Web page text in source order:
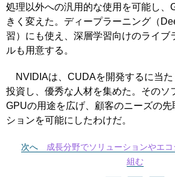
処理以外への汎用的な使用を可能し、
きく変えた。ディープラーニング（
習）にも使え、深層学習向けのライブ
ルも用意する。
NVIDIAは、CUDAを開発するに当た
投資し、優秀な人材を集めた。そのソ
GPUの用途を広げ、顧客のニーズの
ションを可能にしたわけだ。
次へ
成長分野でソリューションやエ
組む